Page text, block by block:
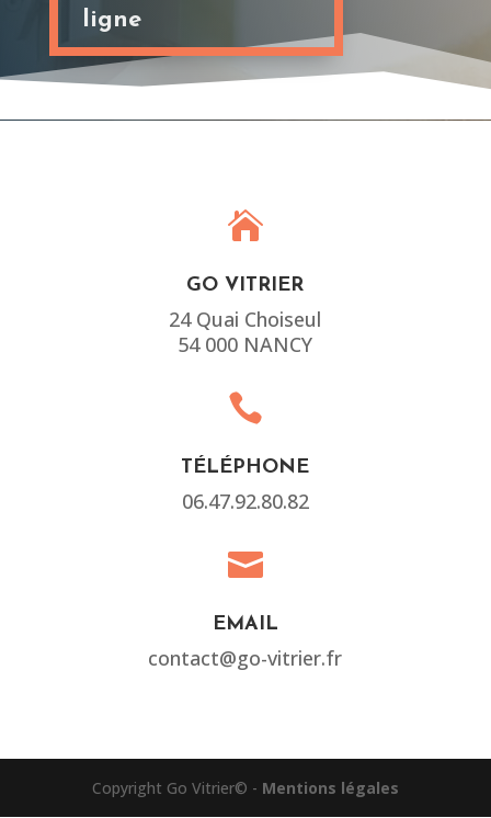
ligne

GO VITRIER
24 Quai Choiseul
54 000 NANCY

TÉLÉPHONE
06.47.92.80.82

EMAIL
contact@go-vitrier.fr
Copyright Go Vitrier© - Mentions légales